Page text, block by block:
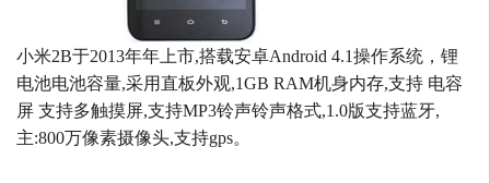
小米2B于2013年年上市,搭载安卓Android 4.1操作系统，锂
电池电池容量,采用直板外观,1GB RAM机身内存,支持 电容
屏 支持多触摸屏,支持MP3铃声铃声格式,1.0版支持蓝牙,
主:800万像素摄像头,支持gps。